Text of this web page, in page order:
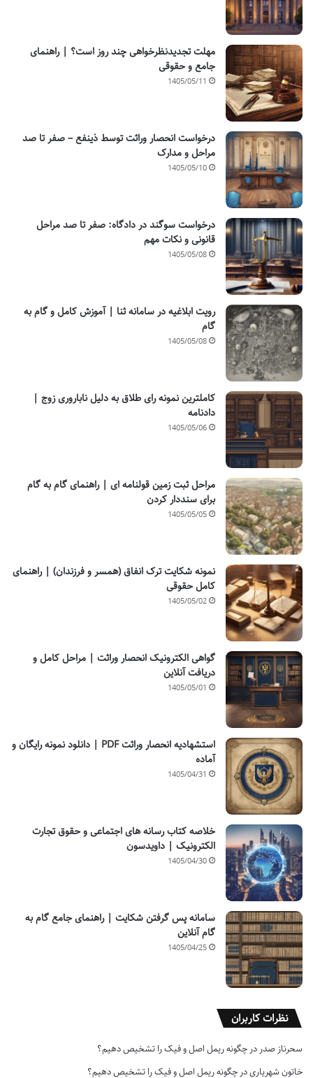
مهلت تجدیدنظرخواهی چند روز است؟ | راهنمای
جامع و حقوقی
1405/05/11
درخواست انحصار وراثت توسط ذینفع – صفر تا صد
مراحل و مدارک
1405/05/10
درخواست سوگند در دادگاه: صفر تا صد مراحل
قانونی و نکات مهم
1405/05/08
رویت ابلاغیه در سامانه ثنا | آموزش کامل و گام به
گام
1405/05/08
کاملترین نمونه رای طلاق به دلیل ناباروری زوج |
دادنامه
1405/05/06
مراحل ثبت زمین قولنامه ای | راهنمای گام به گام
برای سنددار کردن
1405/05/05
نمونه شکایت ترک انفاق (همسر و فرزندان) | راهنمای
کامل حقوقی
1405/05/02
گواهی الکترونیک انحصار وراثت | مراحل کامل و
دریافت آنلاین
1405/05/01
استشهادیه انحصار وراثت PDF | دانلود نمونه رایگان و
آماده
1405/04/31
خلاصه کتاب رسانه های اجتماعی و حقوق تجارت
الکترونیک | داویدسون
1405/04/30
سامانه پس گرفتن شکایت | راهنمای جامع گام به
گام آنلاین
1405/04/25
نظرات کاربران
سحرناز صدر در چگونه ریمل اصل و فیک را تشخیص دهیم؟
خاتون شهریاریدر چگونه ریمل اصل و فیک را تشخیص دهیم؟